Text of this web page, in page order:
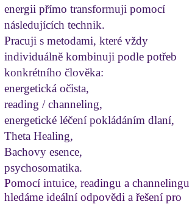
energii přímo transformuji pomocí
následujících technik.
Pracuji s metodami, které vždy
individuálně kombinuji podle potřeb
konkrétního člověka:
energetická očista,
reading / channeling,
energetické léčení pokládáním dlaní,
Theta Healing,
Bachovy esence,
psychosomatika.
Pomocí intuice, readingu a channelingu
hledáme ideální odpovědi a řešení pro